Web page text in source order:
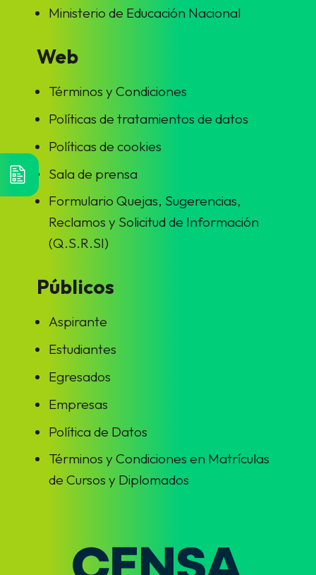
Ministerio de Educación Nacional
Web
Términos y Condiciones
Políticas de tratamientos de datos
Políticas de cookies
Sala de prensa
Formulario Quejas, Sugerencias,
Reclamos y Solicitud de Información
(Q.S.R.SI)
Públicos
Aspirante
Estudiantes
Egresados
Empresas
Política de Datos
Términos y Condiciones en Matrículas
de Cursos y Diplomados